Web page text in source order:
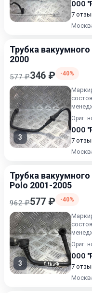
ООО
7
Трубка
2000
577 ₽346 ₽ -40%
3
дней.
Ориг.
ООО
7
Трубка
Polo 2001-2005
962 ₽577 ₽ -40%
3
дней.
Ориг.
ООО
7